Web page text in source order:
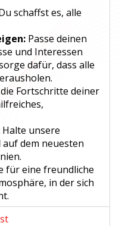
schaffst es, alle
Passe deinen
und Interessen
dafür, dass alle
Fortschritte deiner
Halte unsere
dem neuesten
für eine freundliche
in der sich